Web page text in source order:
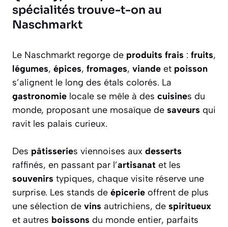
spécialités trouve-t-on au
Naschmarkt
Le Naschmarkt regorge de produits frais : fruits,
légumes, épices, fromages, viande et poisson
s’alignent le long des étals colorés. La
gastronomie locale se mêle à des cuisines du
monde, proposant une mosaïque de saveurs qui
ravit les palais curieux.
Des pâtisseries viennoises aux desserts
raffinés, en passant par l’artisanat et les
souvenirs typiques, chaque visite réserve une
surprise. Les stands de épicerie offrent de plus
une sélection de vins autrichiens, de spiritueux
et autres boissons du monde entier, parfaits